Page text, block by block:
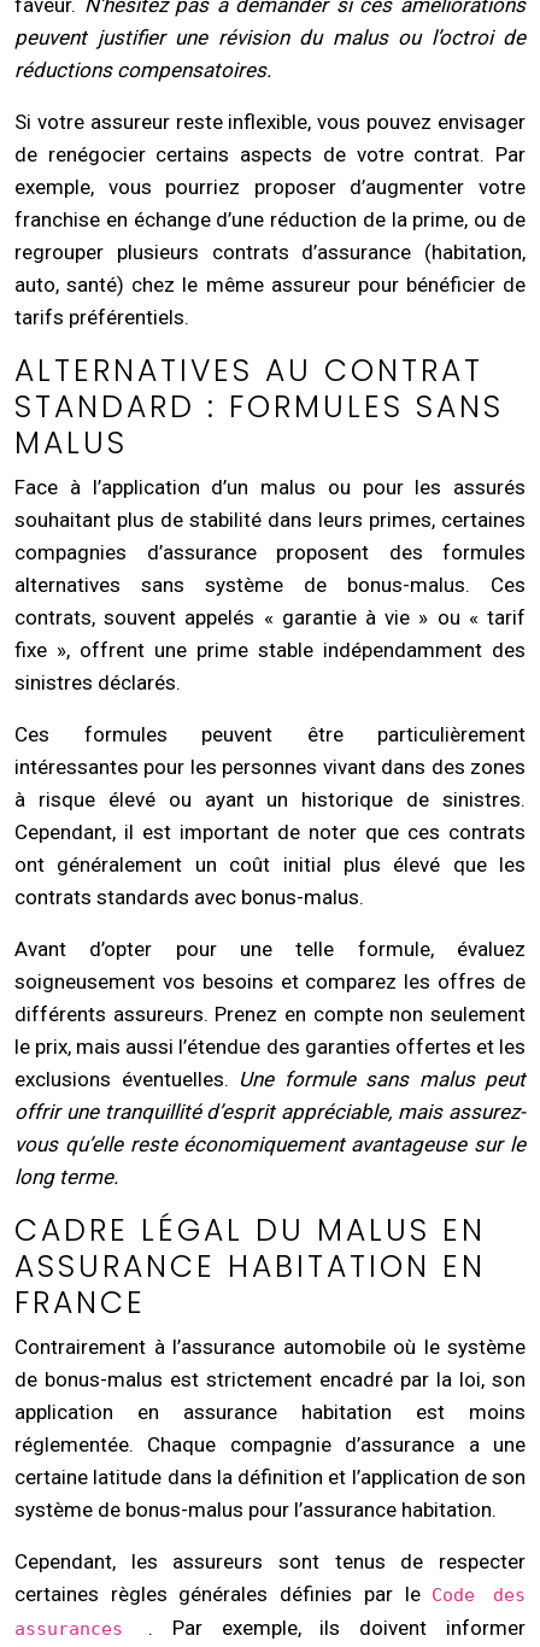
peuvent justifier une révision du malus ou l’octroi de
réductions compensatoires.
Si votre assureur reste inflexible, vous pouvez envisager
de renégocier certains aspects de votre contrat. Par
exemple, vous pourriez proposer d’augmenter votre
franchise en échange d’une réduction de la prime, ou de
regrouper plusieurs contrats d’assurance (habitation,
auto, santé) chez le même assureur pour bénéficier de
tarifs préférentiels.
ALTERNATIVES AU CONTRAT
STANDARD : FORMULES SANS
MALUS
Face à l’application d’un malus ou pour les assurés
souhaitant plus de stabilité dans leurs primes, certaines
compagnies d’assurance proposent des formules
alternatives sans système de bonus-malus. Ces
contrats, souvent appelés « garantie à vie » ou « tarif
fixe », offrent une prime stable indépendamment des
sinistres déclarés.
Ces formules peuvent être particulièrement
intéressantes pour les personnes vivant dans des zones
à risque élevé ou ayant un historique de sinistres.
Cependant, il est important de noter que ces contrats
ont généralement un coût initial plus élevé que les
contrats standards avec bonus-malus.
Avant d’opter pour une telle formule, évaluez
soigneusement vos besoins et comparez les offres de
différents assureurs. Prenez en compte non seulement
le prix, mais aussi l’étendue des garanties offertes et les
exclusions éventuelles. Une formule sans malus peut
offrir une tranquillité d’esprit appréciable, mais assurez-
vous qu’elle reste économiquement avantageuse sur le
long terme.
CADRE LÉGAL DU MALUS EN
ASSURANCE HABITATION EN
FRANCE
Contrairement à l’assurance automobile où le système
de bonus-malus est strictement encadré par la loi, son
application en assurance habitation est moins
réglementée. Chaque compagnie d’assurance a une
certaine latitude dans la définition et l’application de son
système de bonus-malus pour l’assurance habitation.
Cependant, les assureurs sont tenus de respecter
certaines règles générales définies par le Code des
assurances . Par exemple, ils doivent informer